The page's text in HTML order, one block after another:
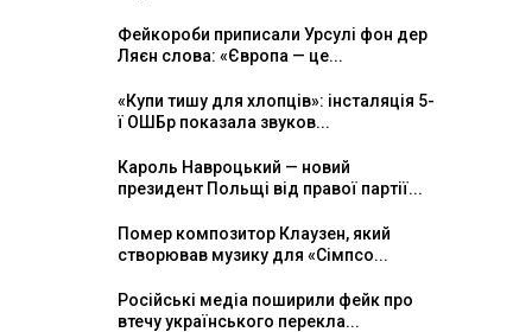
Фейкороби приписали Урсулі фон дер
Ляєн слова: «Європа — це...
«Купи тишу для хлопців»: інсталяція 5-
ї ОШБр показала звуков...
Кароль Навроцький — новий
президент Польщі від правої партії...
Помер композитор Клаузен, який
створював музику для «Сімпсо...
Російські медіа поширили фейк про
втечу українського перекла...